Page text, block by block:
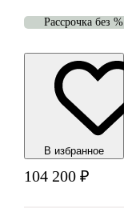
Рассрочка без %
В избранноe
104 200 ₽